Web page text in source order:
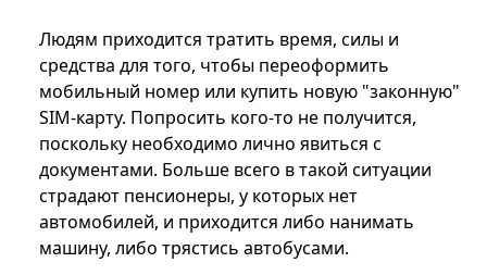
Людям приходится тратить время, силы и
средства для того, чтобы переоформить
мобильный номер или купить новую "законную"
SIM-карту. Попросить кого-то не получится,
поскольку необходимо лично явиться с
документами. Больше всего в такой ситуации
страдают пенсионеры, у которых нет
автомобилей, и приходится либо нанимать
машину, либо трястись автобусами.